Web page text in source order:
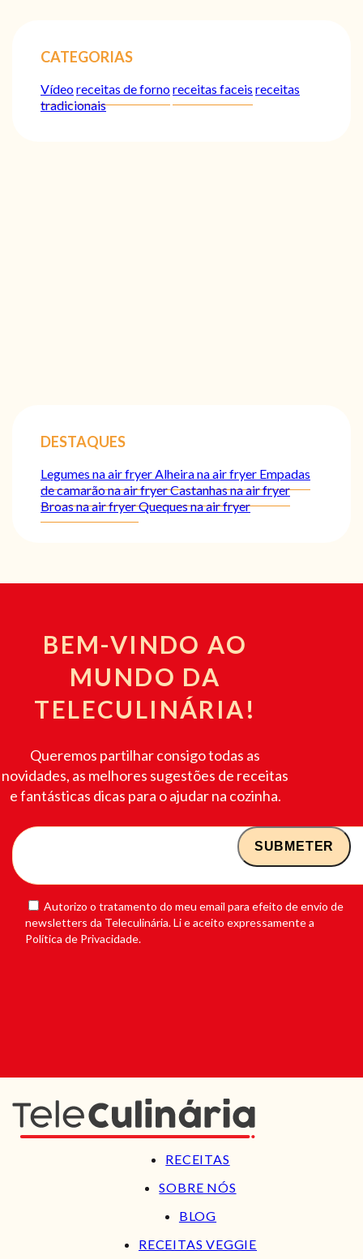
CATEGORIAS
Vídeoreceitas de fornoreceitas faceis receitas
tradicionais
DESTAQUES
Legumes na air fryerAlheira na air fryer Empadas
de camarão na air fryerCastanhas na air fryer
Broas na air fryerQueques na air fryer
BEM-VINDO AO
MUNDO DA
TELECULINÁRIA!
Queremos partilhar consigo todas as
novidades, as melhores sugestões de receitas
e fantásticas dicas para o ajudar na cozinha.
Autorizo o tratamento do meu email para efeito de envio de
newsletters da Teleculinária. Li e aceito expressamente a
Política de Privacidade.
RECEITAS
SOBRE NÓS
BLOG
RECEITAS VEGGIE